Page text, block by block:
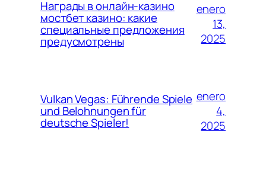
Награды в онлайн-казино
мостбет казино: какие
специальные предложения
предусмотрены
enero
13,
2025
Vulkan Vegas: Führende Spiele
und Belohnungen für
deutsche Spieler!
enero
4,
2025